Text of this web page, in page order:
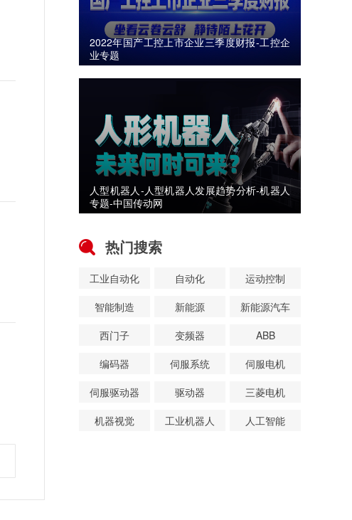
2022年国产工控上市企业三季度财报-工控企
业专题
人型机器人-人型机器人发展趋势分析-机器人
专题-中国传动网
热门搜索
工业自动化 自动化
运动控制
智能制造
新能源
新能源汽车
西门子
变频器
ABB
编码器
伺服系统
伺服电机
伺服驱动器
驱动器
三菱电机
机器视觉
工业机器人 人工智能